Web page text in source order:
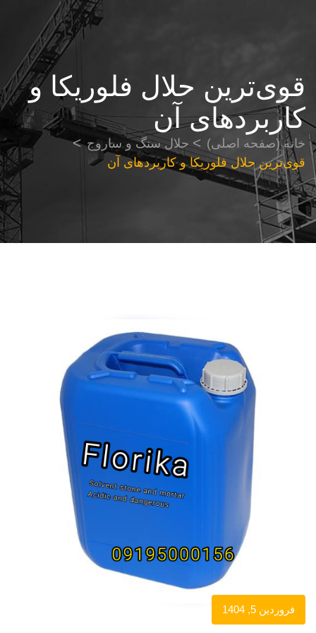
قوی‌ترین حلال فلوریکا و
کاربردهای آن
خانه (صفحه اصلی)
حلال سنگ و ساروج
قوی‌ترین حلال فلوریکا و کاربردهای آن
فروردین 5, 1404